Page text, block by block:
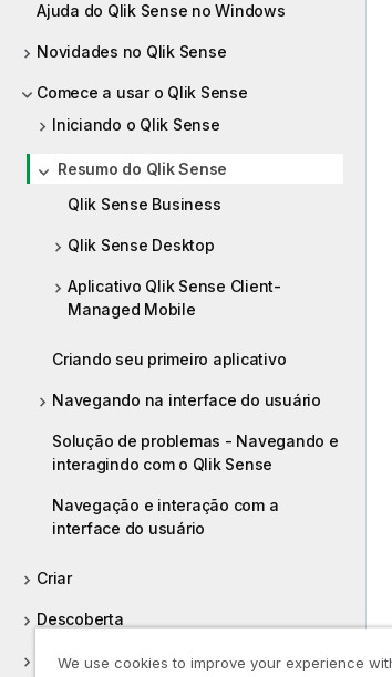
Ajuda do Qlik Sense no Windows
Novidades no Qlik Sense
Comece a usar o Qlik Sense
Iniciando o Qlik Sense
Resumo do Qlik Sense
Qlik Sense Business
Qlik Sense Desktop
Aplicativo Qlik Sense Client-
Managed Mobile
Criando seu primeiro aplicativo
Navegando na interface do usuário
Solução de problemas - Navegando e
interagindo com o Qlik Sense
Navegação e interação com a
interface do usuário
Criar
Descoberta
Colaborar
We use cookies to improve your experience